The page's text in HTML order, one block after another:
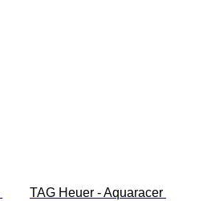
TAG Heuer - Aquaracer